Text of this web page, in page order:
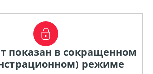
показан в сокращенном
режиме